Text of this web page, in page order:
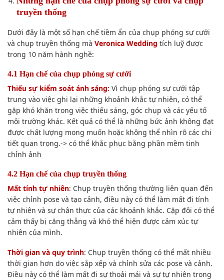
truyền thống
Dưới đây là một số hạn chế tiềm ẩn của chụp phóng sự cưới
và chụp truyền thống mà Veronica Wedding tích luỹ được
trong 10 năm hành nghề:
4.1 Hạn chế của chụp phóng sự cưới
Thiếu sự kiểm soát ánh sáng: Vì chụp phóng sự cưới tập
trung vào việc ghi lại những khoảnh khắc tự nhiên, có thể
gặp khó khăn trong việc thiếu sáng, góc chụp và các yếu tố
môi trường khác. Kết quả có thể là những bức ảnh không đạt
được chất lượng mong muốn hoặc không thể nhìn rõ các chi
tiết quan trọng.-> có thể khắc phục bằng phần mềm tinh
chỉnh ảnh
4.2 Hạn chế của chụp truyền thống
Mất tính tự nhiên: Chụp truyền thống thường liên quan đến
việc chỉnh pose và tạo cảnh, điều này có thể làm mất đi tính
tự nhiên và sự chân thực của các khoảnh khắc. Cặp đôi có thể
cảm thấy bị căng thẳng và khó thể hiện được cảm xúc tự
nhiên của mình.
Thời gian và quy trình: Chụp truyền thống có thể mất nhiều
thời gian hơn do việc sắp xếp và chỉnh sửa các pose và cảnh.
Điều này có thể làm mất đi sự thoải mái và sự tự nhiên trong